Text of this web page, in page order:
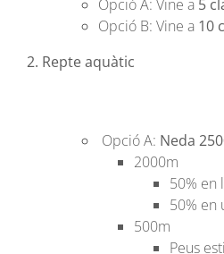
Opció A: Vine a 5
Opció B: Vine a 10
2. Repte aquàtic
Opció A: Neda
2000m
50% en
50% en
500m
Peus